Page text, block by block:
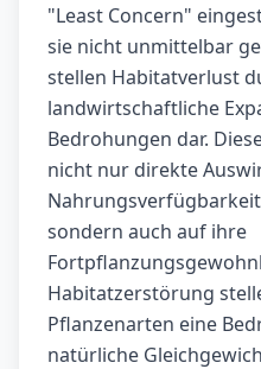
"Least Concern"
sie nicht unmittelbar
stellen Habitatverlust
landwirtschaftliche
Bedrohungen dar.
nicht nur direkte
sondern auch auf ihre
Habitatzerstörung
Pflanzenarten eine
natürliche